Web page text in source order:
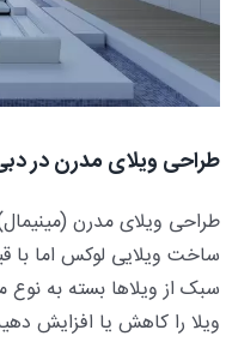
طراحی ویلای مدرن در دبی |
طراحی ویلای مدرن
ساخت ویلایی لوکس اما
سبک از ویلاها بسته به
ویلا را کاهش یا افزایش